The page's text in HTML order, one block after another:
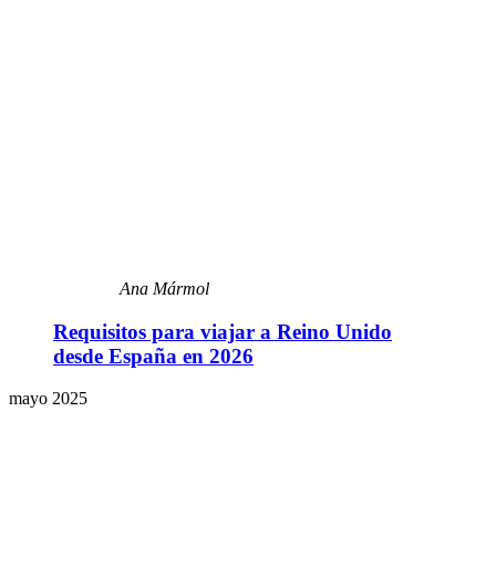
Ana Mármol
Requisitos para viajar a Reino Unido
desde España en 2026
mayo 2025